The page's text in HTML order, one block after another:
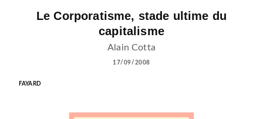
Le Corporatisme, stade ultime du
capitalisme
Alain Cotta
17/09/2008
FAYARD